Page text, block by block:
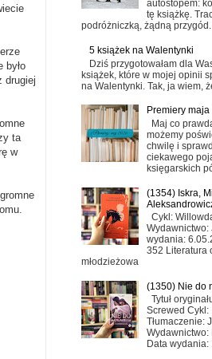
było
drugiej
ta
w
autostopem:
tę książkę.
podróżniczką, żądną
5 książek na Walentynki
Dziś przygotowałam dla
książek, które w mojej opinii
na Walentynki. Tak, ja wiem,
Premiery maja
Maj co
możemy
chwilę i
ciekawego
księgarskich
(1354) Iskra,
Cykl:
Wydawnictwo:
wydania:
352 Literatura
młodzieżowa
(1350) Nie do
Tytuł
Screwed
Tłumaczenie:
Wydawnictwo:
Data wydania: